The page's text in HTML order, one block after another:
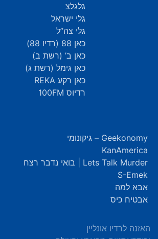
גלגלצ
גלי ישראל
גלי צה”ל
כאן 88 (רדיו 88)
כאן ב’ (רשת ב)
כאן גימל (רשת ג)
כאן רקע REKA
רדיוס 100FM
Geekonomy – גיקונומי
KanAmerica
Lets Talk Murder | בואי נדבר רצח
S-Emek
אבא למה
אבטיח כיס
האזנה לרדיו אונליין